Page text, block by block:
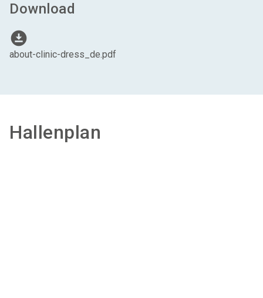
Download
download_for_offline
about-clinic-dress_de.pdf
Hallenplan